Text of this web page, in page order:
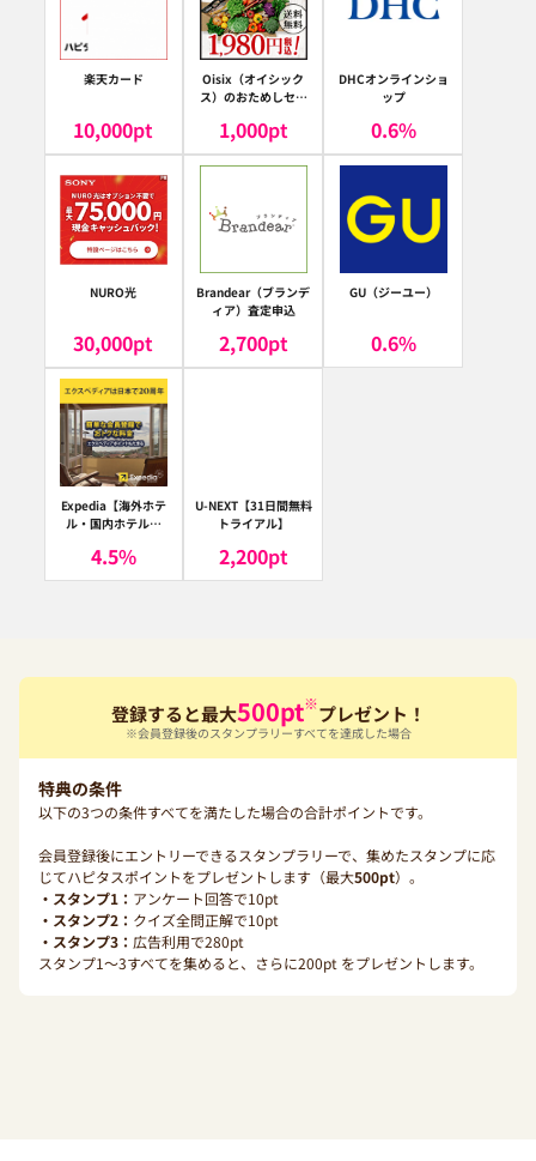
楽天カード
10,000pt
Oisix（オイシック
ス）のおためしセッ
1,000pt
DHCオンラインショ
ップ
0.6%
NURO光
30,000pt
Brandear（ブランデ
ィア）査定申込
2,700pt
GU（ジーユー）
0.6%
Expedia【海外ホテ
ル・国内ホテル予
ア）
4.5%
U-NEXT【31日間無料
トライアル】
2,200pt
登録すると最大500pt※プレゼント！
※会員登録後のスタンプラリーすべてを達成した場合
特典の条件
以下の3つの条件すべてを満たした場合の合計ポイントです。
会員登録後にエントリーできるスタンプラリーで、集めたスタンプに応
じてハピタスポイントをプレゼントします（最大500pt）。
・スタンプ1： アンケート回答で10pt
・スタンプ2： クイズ全問正解で10pt
・スタンプ3： 広告利用で280pt
スタンプ1〜3すべてを集めると、さらに200pt をプレゼントします。